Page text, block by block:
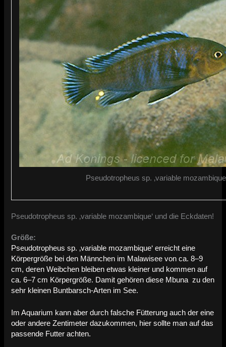
Pseudotropheus sp. ‚variable
Pseudotropheus sp. ‚variable mozambique‘ und die Eckdaten!
Größe:
Pseudotropheus sp. ‚variable mozambique‘ erreicht eine
Körpergröße bei den Männchen im Malawisee von ca. 8–9
cm, deren Weibchen bleiben etwas kleiner und kommen auf
ca. 6–7 cm Körpergröße. Damit gehören diese Mbuna zu den
sehr kleinen Buntbarsch-Arten im See.
Im Aquarium kann aber durch falsche Fütterung auch der eine
oder andere Zentimeter dazukommen, hier sollte man auf das
passende Futter achten.